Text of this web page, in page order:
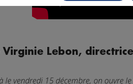
Virginie Lebon,
le vendredi 15 décembre, on ouvre